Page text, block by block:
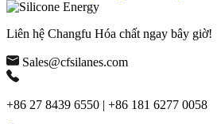
Liên hệ Changfu Hóa chất ngay bây giờ!
Sales@cfsilanes.com
+86 27 8439 6550 | +86 181 6277 0058